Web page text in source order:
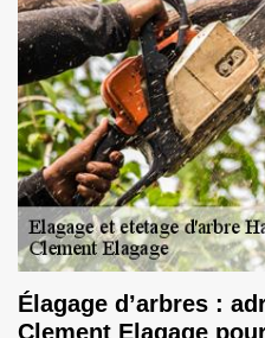
Élagage d’arbres :
Clement Elagage